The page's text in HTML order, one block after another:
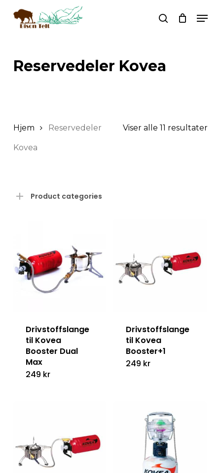
search
Reservedeler Kovea
Viser alle 11 resultater
Hjem Reservedeler
Kovea
Product categories
Drivstoffslange
til Kovea
Booster Dual
Max
249 kr
Drivstoffslange
til Kovea
Booster+1
249 kr